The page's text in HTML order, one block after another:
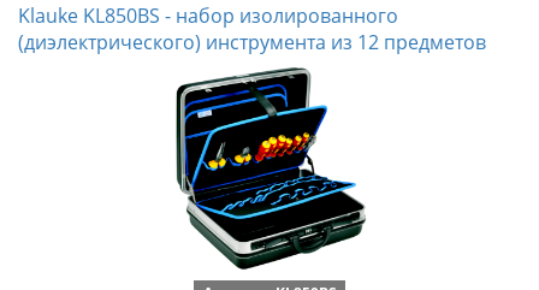
Klauke KL850BS - набор изолированного
(диэлектрического) инструмента из 12 предметов